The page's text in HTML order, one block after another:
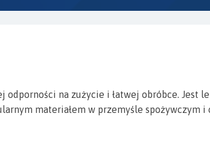
I TKANINY TECHNICZNE
na zużycie i łatwej obróbce. Jest
materiałem w przemyśle spożywczym i